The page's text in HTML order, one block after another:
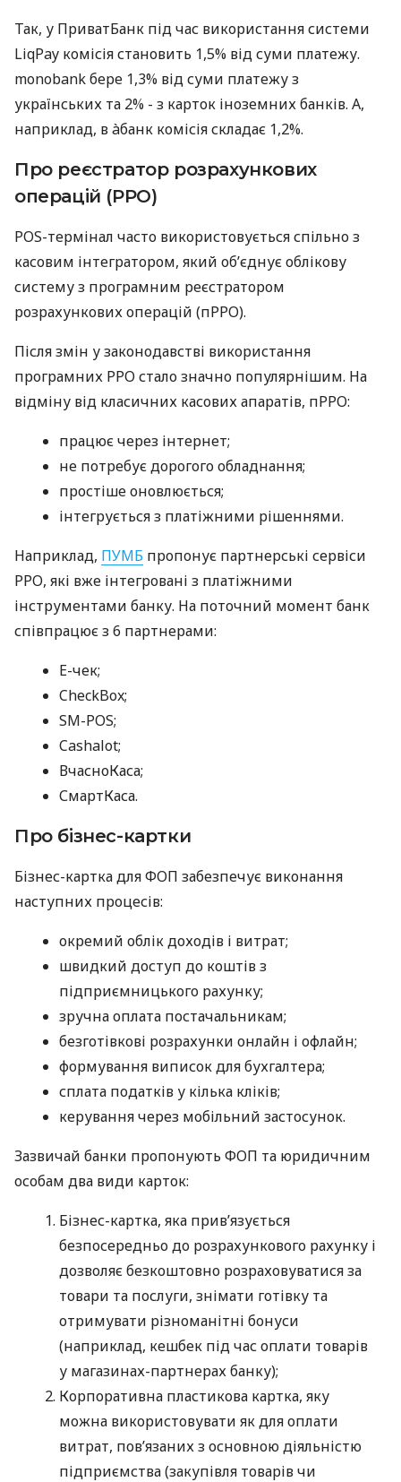
Так, у ПриватБанк під час використання системи
LiqPay комісія становить 1,5% від суми платежу.
monobank бере 1,3% від суми платежу з
українських та 2% - з карток іноземних банків. А,
наприклад, в àбанк комісія складає 1,2%.
Про реєстратор розрахункових
операцій (РРО)
POS-термінал часто використовується спільно з
касовим інтегратором, який об’єднує облікову
систему з програмним реєстратором
розрахункових операцій (пРРО).
Після змін у законодавстві використання
програмних РРО стало значно популярнішим. На
відміну від класичних касових апаратів, пРРО:
працює через інтернет;
не потребує дорогого обладнання;
простіше оновлюється;
інтегрується з платіжними рішеннями.
Наприклад, ПУМБ пропонує партнерські сервіси
РРО, які вже інтегровані з платіжними
інструментами банку. На поточний момент банк
співпрацює з 6 партнерами:
E-чек;
CheckBox;
SM-POS;
Cashalot;
ВчасноКаса;
СмартКаса.
Про бізнес-картки
Бізнес-картка для ФОП забезпечує виконання
наступних процесів:
окремий облік доходів і витрат;
швидкий доступ до коштів з
підприємницького рахунку;
зручна оплата постачальникам;
безготівкові розрахунки онлайн і офлайн;
формування виписок для бухгалтера;
сплата податків у кілька кліків;
керування через мобільний застосунок.
Зазвичай банки пропонують ФОП та юридичним
особам два види карток:
Бізнес-картка, яка прив’язується
безпосередньо до розрахункового рахунку і
дозволяє безкоштовно розраховуватися за
товари та послуги, знімати готівку та
отримувати різноманітні бонуси
(наприклад, кешбек під час оплати товарів
у магазинах-партнерах банку);
Корпоративна пластикова картка, яку
можна використовувати як для оплати
витрат, пов’язаних з основною діяльністю
підприємства (закупівля товарів чи